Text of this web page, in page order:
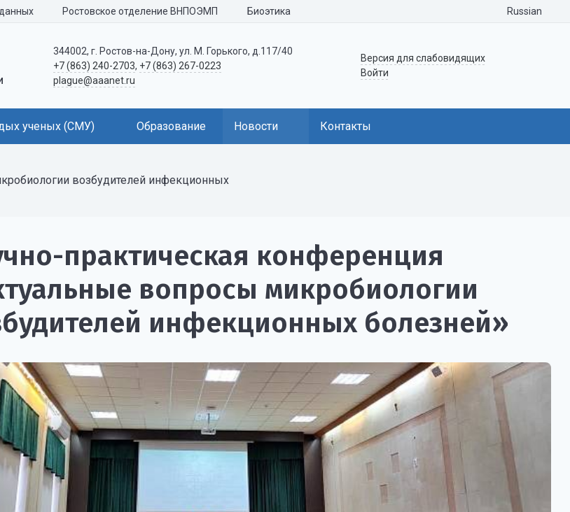
Ростовское отделение ВНПОЭМП Биоэтика Russian
344002, г. Ростов-на-Дону, ул. М. Горького, д.117/40
+7 (863) 240-2703, +7 (863) 267-0223
plague@aaanet.ru
Версия для слабовидящих
Войти
ученых (СМУ) Образование Новости Контакты
возбудителей инфекционных
практическая конференция
вопросы микробиологии
инфекционных болезней»